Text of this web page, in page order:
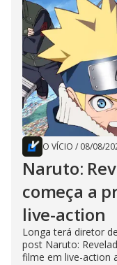
O VÍCIO / 08/08/
Naruto:
começa a
live-action
Longa terá diretor
post Naruto:
filme em live-action